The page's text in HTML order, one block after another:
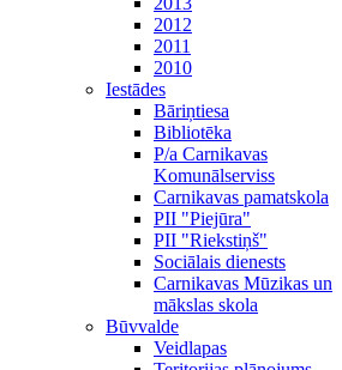
2012
2011
2010
Iestādes
Bāriņtiesa
Bibliotēka
P/a Carnikavas
Komunālserviss
Carnikavas pamatskola
PII "Piejūra"
PII "Riekstiņš"
Sociālais dienests
Carnikavas Mūzikas un
mākslas skola
Būvvalde
Veidlapas